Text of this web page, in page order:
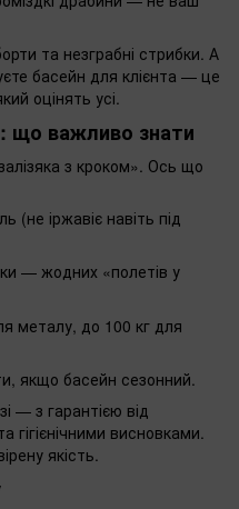
та незграбні стрибки. А
басейн для клієнта — це
оцінять усі.
що важливо знати
з кроком». Ось що
(не іржавіє навіть під
— жодних «полетів у
металу, до 100 кг для
якщо басейн сезонний.
— з гарантією від
гігієнічними висновками.
якість.